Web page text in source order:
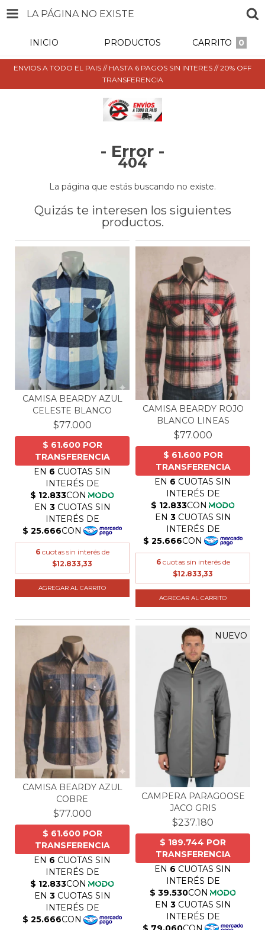
LA PÁGINA NO EXISTE
INICIO PRODUCTOS CARRITO 0
ENVIOS A TODO EL PAIS // HASTA 6 PAGOS SIN INTERES // 20% OFF
TRANSFERENCIA
- Error -
404
La página que estás buscando no existe.
Quizás te interesen los siguientes
productos.
CAMISA BEARDY AZUL
CELESTE BLANCO
$77.000
6 cuotas sin interés de
$12.833,33
AGREGAR AL CARRITO
CAMISA BEARDY ROJO
BLANCO LINEAS
$77.000
6 cuotas sin interés de
$12.833,33
AGREGAR AL CARRITO
CAMISA BEARDY AZUL
COBRE
$77.000
NUEVO
CAMPERA PARAGOOSE
JACO GRIS
$237.180